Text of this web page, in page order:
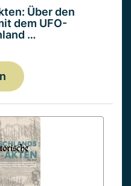
Über den
dem UFO-
…